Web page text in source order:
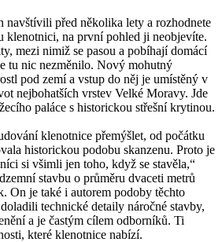
navštívili před několika lety a rozhodnete
klenotnici, na první pohled ji neobjevíte.
mezi nimiž se pasou a pobíhají domácí
tu nic nezměnilo. Nový mohutný
pod zemí a vstup do něj je umístěný v
nejbohatších vrstev Velké Moravy. Jde
paláce s historickou střešní krytinou.
klenotnice přemýšlet, od počátku
historickou podobu skanzenu. Proto je
si všimli jen toho, když se stavěla,“
stavbu o průměru dvaceti metrů
On je také i autorem podoby těchto
technické detaily náročné stavby,
a je častým cílem odborníků. Ti
které klenotnice nabízí.